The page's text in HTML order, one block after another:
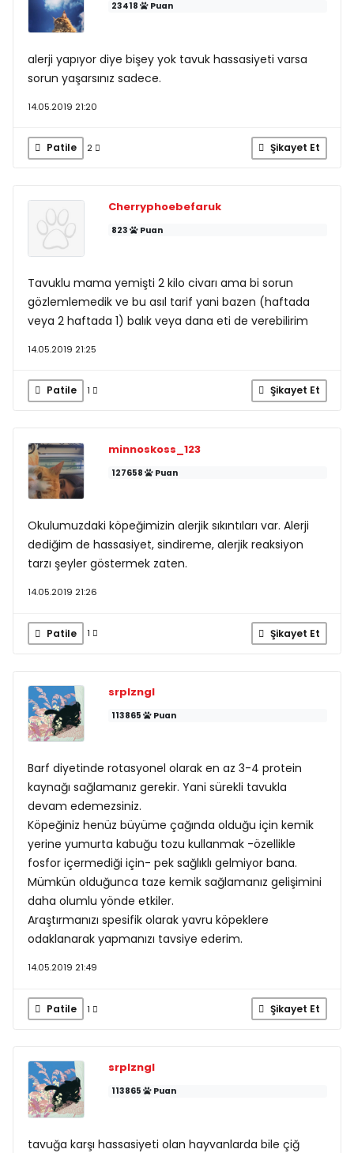
23418 Puan
alerji yapıyor diye bişey yok tavuk hassasiyeti varsa
sorun yaşarsınız sadece.
14.05.2019 21:20
Patile 2 Şikayet Et
Cherryphoebefaruk
823 Puan
Tavuklu mama yemişti 2 kilo civarı ama bi sorun
gözlemlemedik ve bu asıl tarif yani bazen (haftada
veya 2 haftada 1) balık veya dana eti de verebilirim
14.05.2019 21:25
Patile 1 Şikayet Et
minnoskoss_123
127658 Puan
Okulumuzdaki köpeğimizin alerjik sıkıntıları var. Alerji
dediğim de hassasiyet, sindireme, alerjik reaksiyon
tarzı şeyler göstermek zaten.
14.05.2019 21:26
Patile 1 Şikayet Et
srplzngl
113865 Puan
Barf diyetinde rotasyonel olarak en az 3-4 protein
kaynağı sağlamanız gerekir. Yani sürekli tavukla
devam edemezsiniz.
Köpeğiniz henüz büyüme çağında olduğu için kemik
yerine yumurta kabuğu tozu kullanmak -özellikle
fosfor içermediği için- pek sağlıklı gelmiyor bana.
Mümkün olduğunca taze kemik sağlamanız gelişimini
daha olumlu yönde etkiler.
Araştırmanızı spesifik olarak yavru köpeklere
odaklanarak yapmanızı tavsiye ederim.
14.05.2019 21:49
Patile 1 Şikayet Et
srplzngl
113865 Puan
tavuğa karşı hassasiyeti olan hayvanlarda bile çiğ